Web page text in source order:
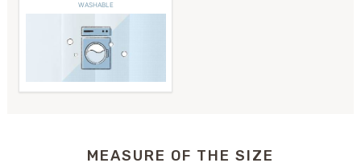
WASHABLE
MEASURE OF THE SIZE